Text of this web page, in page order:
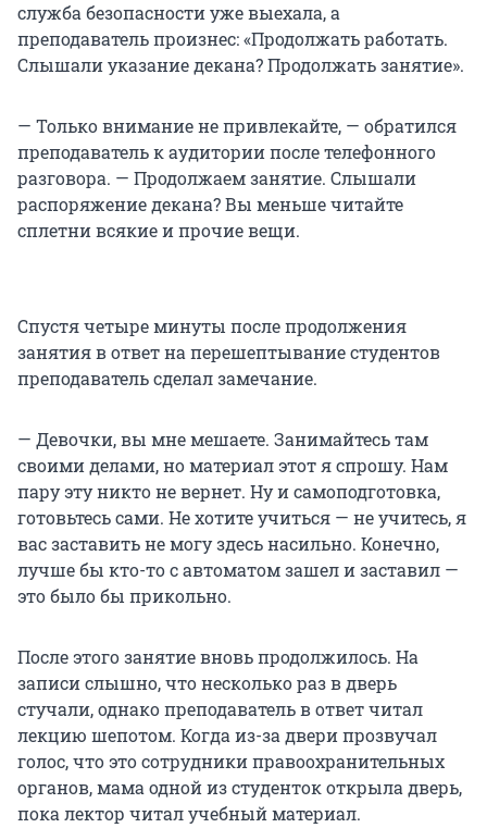
служба безопасности уже выехала, а
преподаватель произнес: «Продолжать работать.
Слышали указание декана? Продолжать занятие».
— Только внимание не привлекайте, — обратился
преподаватель к аудитории после телефонного
разговора. — Продолжаем занятие. Слышали
распоряжение декана? Вы меньше читайте
сплетни всякие и прочие вещи.
Спустя четыре минуты после продолжения
занятия в ответ на перешептывание студентов
преподаватель сделал замечание.
— Девочки, вы мне мешаете. Занимайтесь там
своими делами, но материал этот я спрошу. Нам
пару эту никто не вернет. Ну и самоподготовка,
готовьтесь сами. Не хотите учиться — не учитесь, я
вас заставить не могу здесь насильно. Конечно,
лучше бы кто-то с автоматом зашел и заставил —
это было бы прикольно.
После этого занятие вновь продолжилось. На
записи слышно, что несколько раз в дверь
стучали, однако преподаватель в ответ читал
лекцию шепотом. Когда из-за двери прозвучал
голос, что это сотрудники правоохранительных
органов, мама одной из студенток открыла дверь,
пока лектор читал учебный материал.